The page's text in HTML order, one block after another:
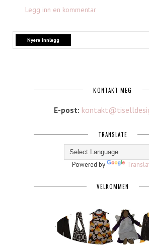
Legg inn en kommentar
Nyere innlegg
KONTAKT MEG
E-post:
TRANSLATE
Powered by
VELKOMMEN